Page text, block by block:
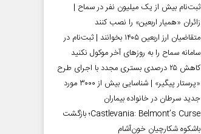
ثبت‌نام بیش از یک میلیون نفر در سماح |
زائران «همیار اربعین» را نصب کنند
متقاضیان ارز اربعین ۱۴۰۵ بخوانند | ثبت‌نام در
سامانه سماح را به روز‌های آخر موکول نکنید
کاهش ۲۵ درصدی بستری مجدد با اجرای طرح
«پرستار پیگیر» | شناسایی بیش از ۳۰۰۰ مورد
جدید سرطان در خانواده بیماران
Castlevania: Belmont’s Curse؛ بازگشت
باشکوه شکارچیان خون‌آشام